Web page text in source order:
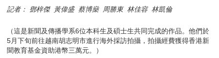
記者： 鄧梓傑 黃偉盛 蔡博燊 周勝東 林佳容 林凱倫
（這是新聞及傳播學系6位本科生及碩士生共同完成的作品。他們於
5月下旬前往越南胡志明市進行海外採訪拍攝，拍攝經費獲得香港新
聞教育基金資助港幣三萬元。）